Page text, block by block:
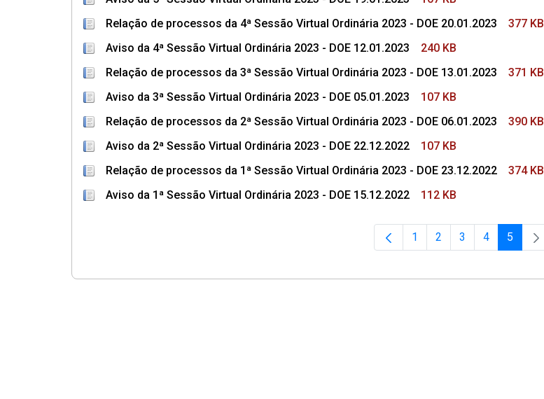
Relação de processos da 4ª Sessão Virtual Ordinária 2023 - DOE 20.01.2023
377 KB
Aviso da 4ª Sessão Virtual Ordinária 2023 - DOE 12.01.2023
240 KB
Relação de processos da 3ª Sessão Virtual Ordinária 2023 - DOE 13.01.2023
371 KB
Aviso da 3ª Sessão Virtual Ordinária 2023 - DOE 05.01.2023
107 KB
Relação de processos da 2ª Sessão Virtual Ordinária 2023 - DOE 06.01.2023
390 KB
Aviso da 2ª Sessão Virtual Ordinária 2023 - DOE 22.12.2022
107 KB
Relação de processos da 1ª Sessão Virtual Ordinária 2023 - DOE 23.12.2022
374 KB
Aviso da 1ª Sessão Virtual Ordinária 2023 - DOE 15.12.2022
112 KB
Página
1 Página
2 Página
3 Página
4 Página
5